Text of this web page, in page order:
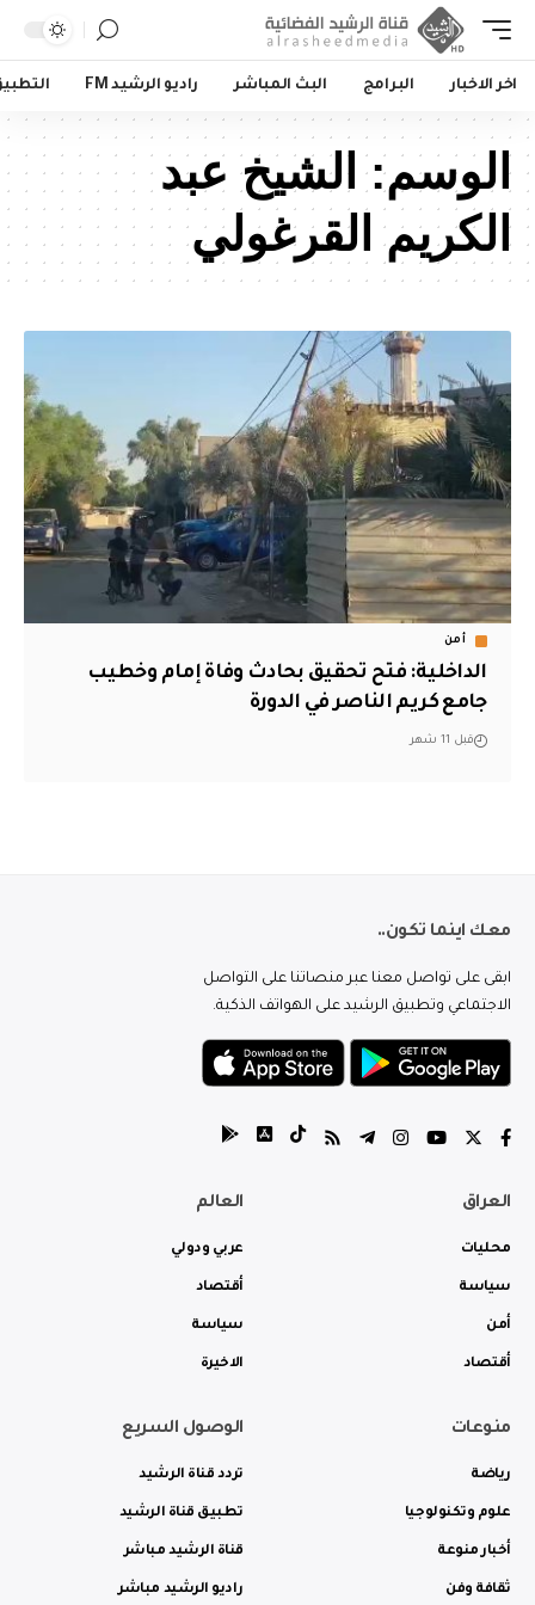
اخر الاخبار البرامج البث المباشر راديو الرشيد FM
الوسم: الشيخ عبد
الكريم القرغولي
أمن
الداخلية: فتح تحقيق بحادث وفاة إمام وخطيب
جامع كريم الناصر في الدورة
قبل 11 شهر
معك اينما تكون..
ابقى على تواصل معنا عبر منصاتنا على التواصل
الاجتماعي وتطبيق الرشيد على الهواتف الذكية.
العراق
محليات
سياسة
أمن
أقتصاد
العالم
عربي ودولي
أقتصاد
سياسة
الاخيرة
منوعات
رياضة
علوم وتكنولوجيا
أخبار منوعة
ثقافة وفن
الوصول السريع
تردد قناة الرشيد
تطبيق قناة الرشيد
قناة الرشيد مباشر
راديو الرشيد مباشر